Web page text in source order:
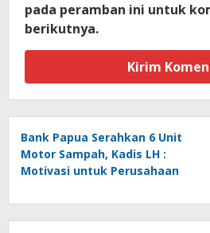
pada peramban ini untuk
berikutnya.
Bank Papua Serahkan 6 Unit
Motor Sampah, Kadis LH :
Motivasi untuk Perusahaan
Lingkungan